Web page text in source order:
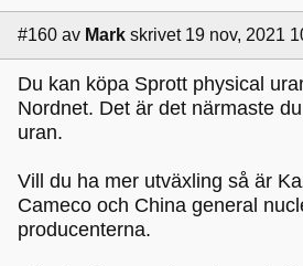
#160 av Mark skrivet 19 nov, 2021
Du kan köpa Sprott physical
Nordnet. Det är det närmaste
uran.
Vill du ha mer utväxling så är
Cameco och China general
producenterna.